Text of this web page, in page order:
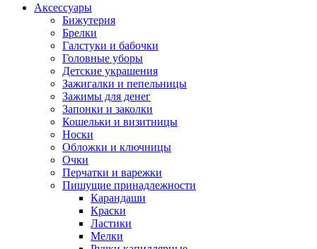
Аксессуары
Бижутерия
Брелки
Галстуки и бабочки
Головные уборы
Детские украшения
Зажигалки и пепельницы
Зажимы для денег
Запонки и заколки
Кошельки и визитницы
Носки
Обложки и ключницы
Очки
Перчатки и варежки
Пишущие принадлежности
Карандаши
Краски
Ластики
Мелки